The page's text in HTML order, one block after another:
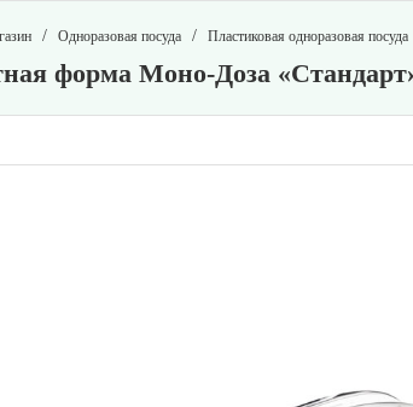
/ Одноразовая посуда / Пластиковая одноразовая посуда
форма Моно-Доза